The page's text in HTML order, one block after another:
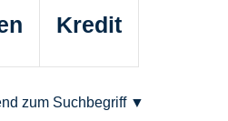
Kredit
zum Suchbegriff ▼